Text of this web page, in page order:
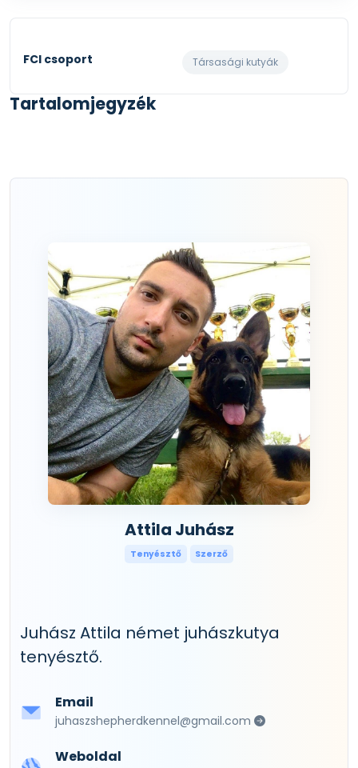
FCI csoport Társasági kutyák
Tartalomjegyzék
Attila Juhász
Tenyésztő Szerző
Juhász Attila német juhászkutya
tenyésztő.
Email
juhaszshepherdkennel@gmail.com
Weboldal